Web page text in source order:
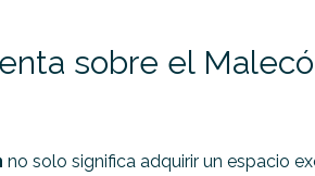
sobre el
no solo significa adquirir un espacio